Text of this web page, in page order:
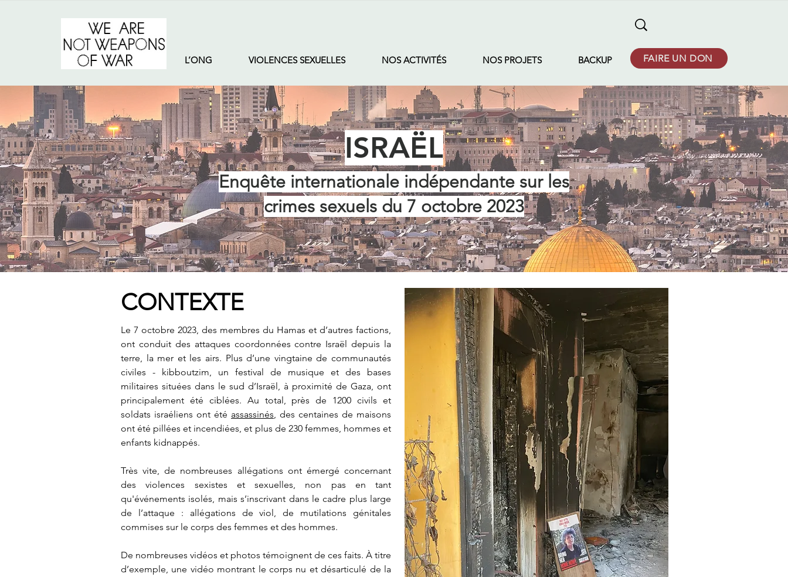
L’ONG VIOLENCES SEXUELLES NOS ACTIVITÉS NOS PROJETS BACKUP FAIRE UN DON
ISRAËL
Enquête internationale indépendante sur les
crimes sexuels du 7 octobre 2023
CONTEXTE
Le 7 octobre 2023, des membres du Hamas et d’autres factions,
ont conduit des attaques coordonnées contre Israël depuis la
terre, la mer et les airs. Plus d’une vingtaine de communautés
civiles - kibboutzim, un festival de musique et des bases
militaires situées dans le sud d’Israël, à proximité de Gaza, ont
principalement été ciblées. Au total, près de 1200 civils et
soldats israéliens ont été assassinés, des centaines de maisons
ont été pillées et incendiées, et plus de 230 femmes, hommes et
enfants kidnappés.
Très vite, de nombreuses allégations ont émergé concernant
des violences sexistes et sexuelles, non pas en tant
qu'événements isolés, mais s’inscrivant dans le cadre plus large
de l’attaque : allégations de viol, de mutilations génitales
commises sur le corps des femmes et des hommes.
De nombreuses vidéos et photos témoignent de ces faits. À titre
d’exemple, une vidéo montrant le corps nu et désarticulé de la